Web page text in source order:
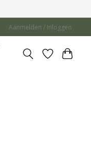
Aanmelden / Inloggen